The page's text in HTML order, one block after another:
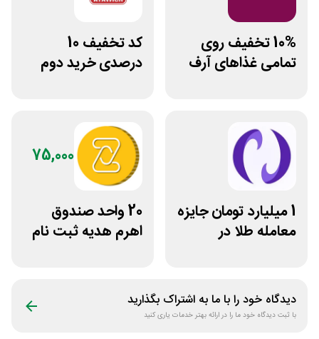
10% تخفیف روی
تمامی غذاهای آرف
کد تخفیف 10
درصدی خرید دوم
1 میلیارد تومان جایزه
معامله طلا در
75,000
20 واحد صندوق
اهرم هدیه ثبت نام
دیدگاه خود را با ما به اشتراک بگذارید
با ثبت دیدگاه خود ما را در ارائه بهتر خدمات یاری کنید